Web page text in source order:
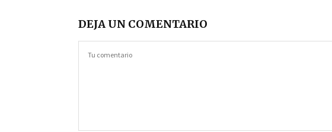
DEJA UN COMENTARIO